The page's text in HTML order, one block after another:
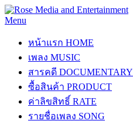
Menu
หน้าแรก HOME
เพลง MUSIC
สารคดี DOCUMENTARY
ซื้อสินค้า PRODUCT
ค่าลิขสิทธิ์ RATE
รายชื่อเพลง SONG